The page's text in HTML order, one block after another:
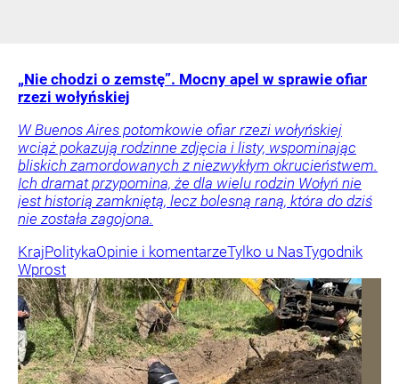
„Nie chodzi o zemstę”. Mocny apel w sprawie ofiar
rzezi wołyńskiej
W Buenos Aires potomkowie ofiar rzezi wołyńskiej
wciąż pokazują rodzinne zdjęcia i listy, wspominając
bliskich zamordowanych z niezwykłym okrucieństwem.
Ich dramat przypomina, że dla wielu rodzin Wołyń nie
jest historią zamkniętą, lecz bolesną raną, która do dziś
nie została zagojona.
KrajPolitykaOpinie i komentarzeTylko u NasTygodnik
Wprost